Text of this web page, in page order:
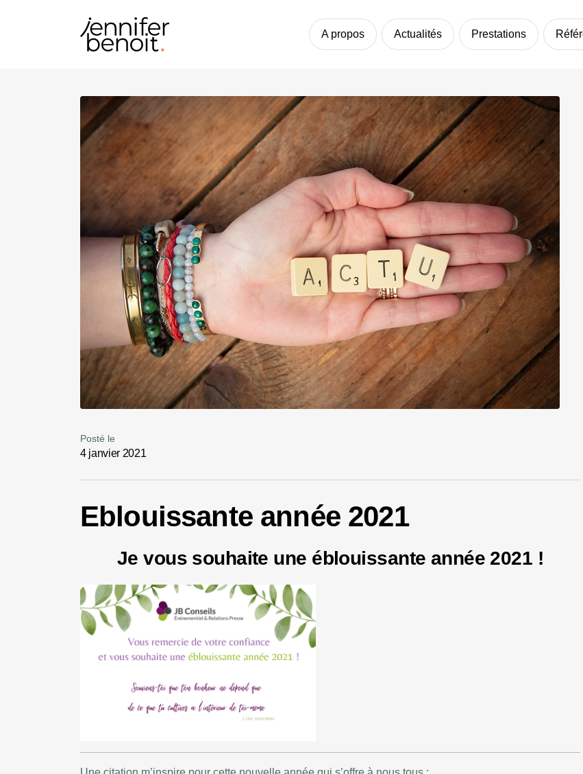
A propos Actualités Prestations
Posté le
4 janvier 2021
Eblouissante année 2021
Je vous souhaite une éblouissante année 2021 !